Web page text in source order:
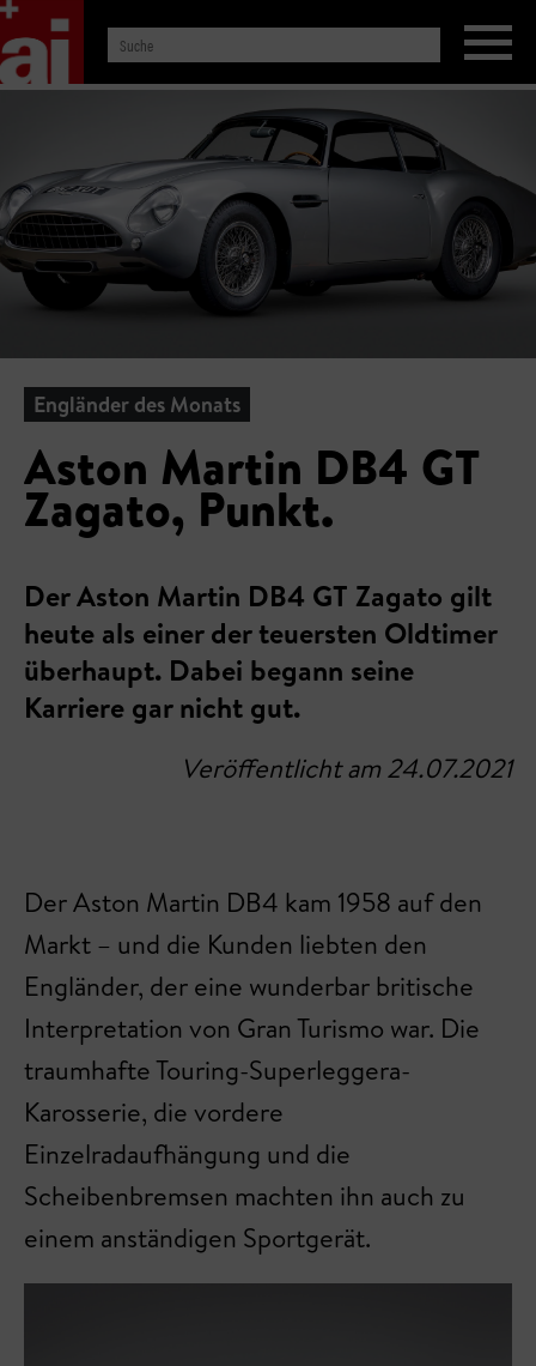
Engländer des Monats
Aston Martin DB4 GT
Zagato, Punkt.
Der Aston Martin DB4 GT Zagato gilt
heute als einer der teuersten Oldtimer
überhaupt. Dabei begann seine
Karriere gar nicht gut.
Veröffentlicht am 24.07.2021
Der Aston Martin DB4 kam 1958 auf den
Markt – und die Kunden liebten den
Engländer, der eine wunderbar britische
Interpretation von Gran Turismo war. Die
traumhafte Touring-Superleggera-
Karosserie, die vordere
Einzelradaufhängung und die
Scheibenbremsen machten ihn auch zu
einem anständigen Sportgerät.